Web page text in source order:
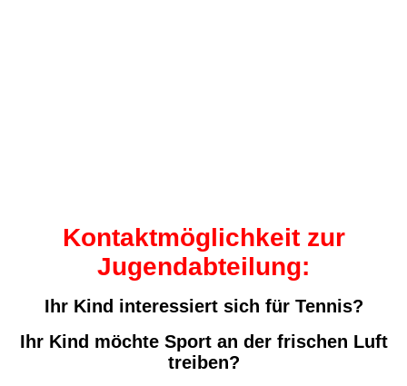
Kontaktmöglichkeit zur
Jugendabteilung:
Ihr Kind interessiert sich für Tennis?
Ihr Kind möchte Sport an der frischen Luft
treiben?